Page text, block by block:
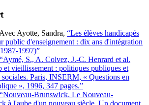
Ayotte, Sandra, “Les élèves handicapés
public d'enseignement : dix ans d'intégration
1997)”
“Aymé, S., A. Colvez, J.-C. Henrard et al.
et vieillissement : politiques publiques et
sociales. Paris, INSERM, « Questions en
», 1996, 347 pages.”
“Nouveau-Brunswick. Le Nouveau-